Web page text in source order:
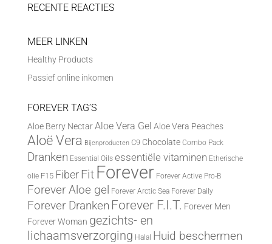
RECENTE REACTIES
MEER LINKEN
Healthy Products
Passief online inkomen
FOREVER TAG’S
Aloe Berry NectarAloe Vera Gel Aloe Vera Peaches
Aloë Vera Bijenproducten C9 Chocolate Combo Pack
Dranken Essential Oils essentiële vitaminen Etherische
olie F15 Fiber Fit Forever Forever Active Pro-B
Forever Aloe gel Forever Arctic Sea Forever Daily
Forever Dranken Forever F.I.T. Forever Men
Forever Woman gezichts- en
lichaamsverzorging Halal Huid beschermen